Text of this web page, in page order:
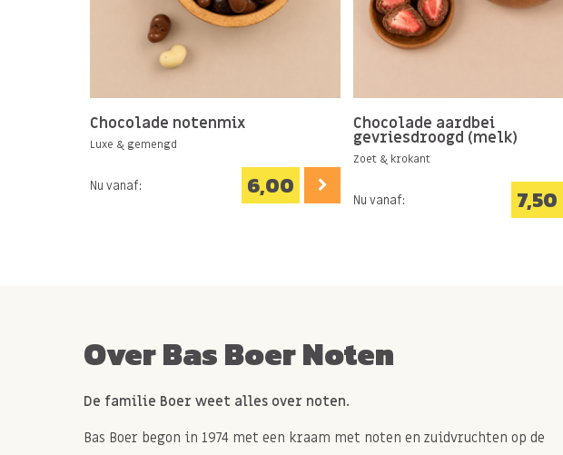
Chocolade notenmix
Luxe & gemengd
Nu vanaf: 6,00
Chocolade aardbei
gevriesdroogd (melk)
Zoet & krokant
Nu vanaf: 7,50
Over Bas Boer Noten
De familie Boer weet alles over noten.
Bas Boer begon in 1974 met een kraam met noten en zuidvruchten op de